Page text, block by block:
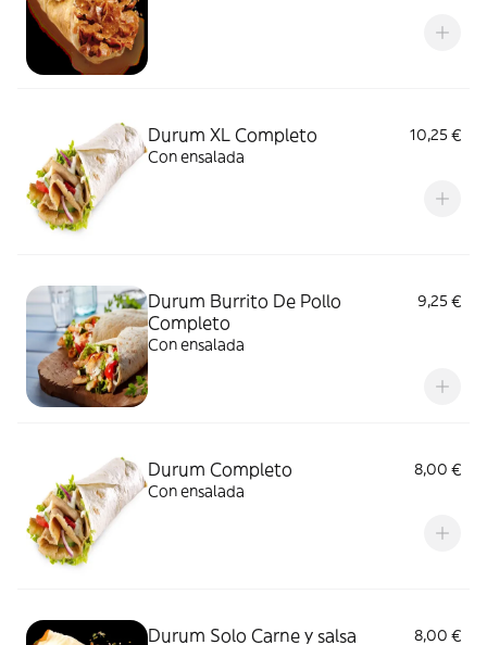
Durum XL Completo
10,25 €
Con ensalada
Durum Burrito De Pollo
Completo
9,25 €
Con ensalada
Durum Completo
8,00 €
Con ensalada
Durum Solo Carne y salsa
8,00 €